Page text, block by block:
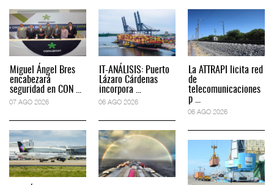
Miguel Ángel Bres
encabezará
seguridad en CON ...
07 AGO 2026
IT-ANÁLISIS: Puerto
Lázaro Cárdenas
incorpora ...
06 AGO 2026
La ATTRAPI licita red
de
telecomunicaciones
p ...
06 AGO 2026